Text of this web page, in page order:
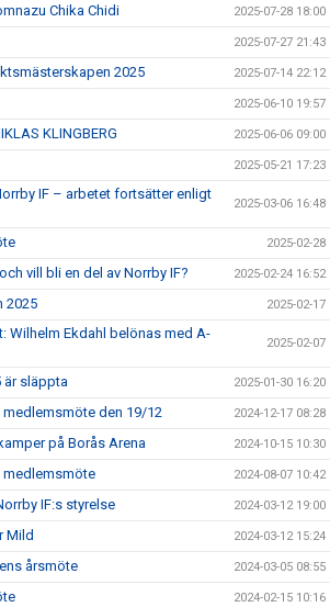
Chika Chidi 2025-07-28 18:00
2025-07-27 21:43
2025 2025-07-14 22:12
2025-06-10 19:57
KLINGBERG 2025-06-06 09:00
2025-05-21 17:23
IF – arbetet fortsätter enligt
2025-03-06 16:48
2025-02-28
vill bli en del av Norrby IF? 2025-02-24 16:52
2025 2025-02-17
Wilhelm Ekdahl belönas med A-
2025-02-07
är släppta 2025-01-30 16:20
den 19/12 2024-12-17 08:28
på Borås Arena 2024-10-15 10:30
medlemsmöte 2024-08-07 10:42
IF:s styrelse 2024-03-12 19:00
Mild 2024-03-12 15:24
årsmöte 2024-03-05 08:55
2024-02-15 10:16